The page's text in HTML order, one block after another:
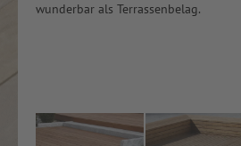
wunderbar als Terrassenbelag.